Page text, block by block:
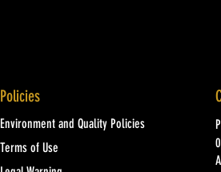
Policies
Environment and Quality Policies
Terms of Use